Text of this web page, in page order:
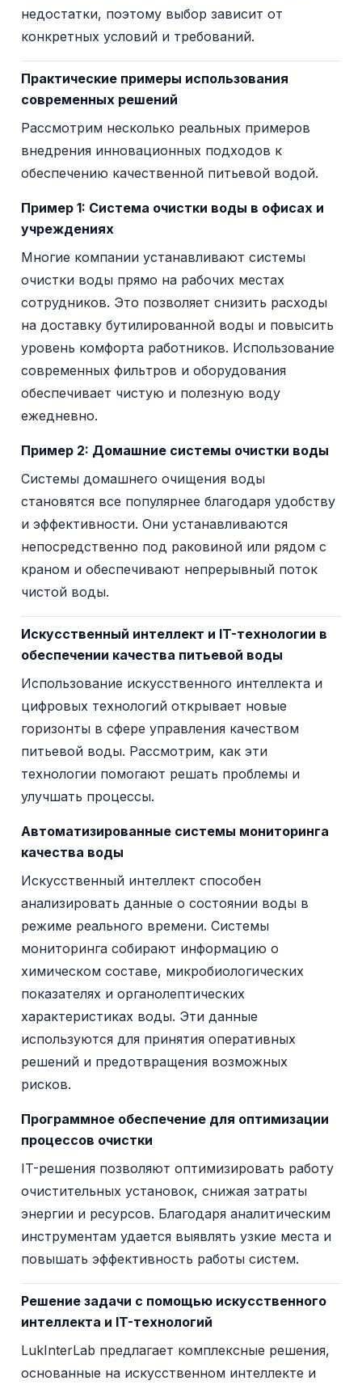
недостатки, поэтому выбор зависит от
конкретных условий и требований.
Практические примеры использования
современных решений
Рассмотрим несколько реальных примеров
внедрения инновационных подходов к
обеспечению качественной питьевой водой.
Пример 1: Система очистки воды в офисах и
учреждениях
Многие компании устанавливают системы
очистки воды прямо на рабочих местах
сотрудников. Это позволяет снизить расходы
на доставку бутилированной воды и повысить
уровень комфорта работников. Использование
современных фильтров и оборудования
обеспечивает чистую и полезную воду
ежедневно.
Пример 2: Домашние системы очистки воды
Системы домашнего очищения воды
становятся все популярнее благодаря удобству
и эффективности. Они устанавливаются
непосредственно под раковиной или рядом с
краном и обеспечивают непрерывный поток
чистой воды.
Искусственный интеллект и IT-технологии в
обеспечении качества питьевой воды
Использование искусственного интеллекта и
цифровых технологий открывает новые
горизонты в сфере управления качеством
питьевой воды. Рассмотрим, как эти
технологии помогают решать проблемы и
улучшать процессы.
Автоматизированные системы мониторинга
качества воды
Искусственный интеллект способен
анализировать данные о состоянии воды в
режиме реального времени. Системы
мониторинга собирают информацию о
химическом составе, микробиологических
показателях и органолептических
характеристиках воды. Эти данные
используются для принятия оперативных
решений и предотвращения возможных
рисков.
Программное обеспечение для оптимизации
процессов очистки
IT-решения позволяют оптимизировать работу
очистительных установок, снижая затраты
энергии и ресурсов. Благодаря аналитическим
инструментам удается выявлять узкие места и
повышать эффективность работы систем.
Решение задачи с помощью искусственного
интеллекта и IT-технологий
LukInterLab предлагает комплексные решения,
основанные на искусственном интеллекте и